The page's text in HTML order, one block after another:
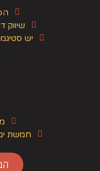
שיווק
יש
חמשת